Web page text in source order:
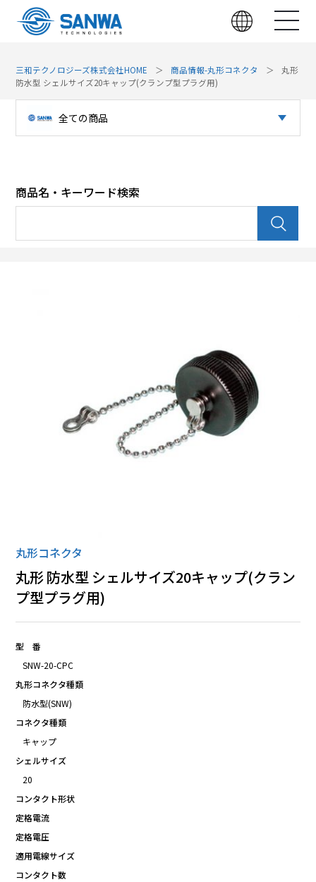
三和テクノロジーズ株式会社HOME 商品情報-丸形コネクタ
丸形
防水型 シェルサイズ20キャップ(クランプ型プラグ用)
全ての商品
パッチパネル（光）
全ての商品
商品名・キーワード検索
丸形コネクタ
丸形 防水型 シェルサイズ20キャップ(クラン
プ型プラグ用)
型 番
SNW-20-CPC
丸形コネクタ種類
防水型(SNW)
コネクタ種類
キャップ
シェルサイズ
20
コンタクト形状
定格電流
定格電圧
適用電線サイズ
コンタクト数